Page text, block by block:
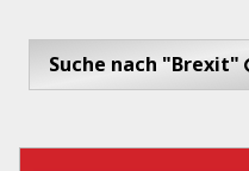
Suche nach "Brexit"